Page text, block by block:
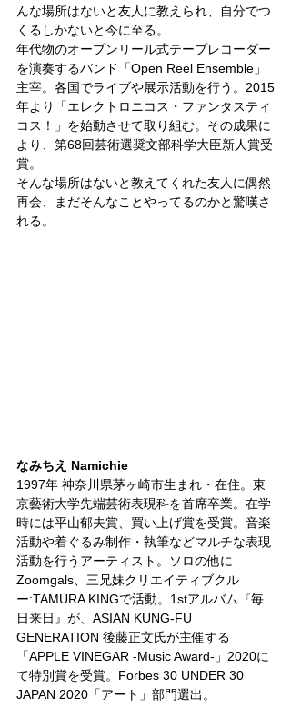
んな場所はないと友人に教えられ、自分でつ
くるしかないと今に至る。
年代物のオープンリール式テープレコーダー
を演奏するバンド「Open Reel Ensemble」
主宰。各国でライブや展示活動を行う。2015
年より「エレクトロニコス・ファンタスティ
コス！」を始動させて取り組む。その成果に
より、第68回芸術選奨文部科学大臣新人賞受
賞。
そんな場所はないと教えてくれた友人に偶然
再会、まだそんなことやってるのかと驚嘆さ
れる。
なみちえ Namichie
1997年 神奈川県茅ヶ崎市生まれ・在住。東
京藝術大学先端芸術表現科を首席卒業。在学
時には平山郁夫賞、買い上げ賞を受賞。音楽
活動や着ぐるみ制作・執筆などマルチな表現
活動を行うアーティスト。ソロの他に
Zoomgals、三兄妹クリエイティブクル
ー:TAMURA KINGで活動。1stアルバム『毎
日来日』が、ASIAN KUNG-FU
GENERATION 後藤正文氏が主催する
「APPLE VINEGAR -Music Award-」2020に
て特別賞を受賞。Forbes 30 UNDER 30
JAPAN 2020「アート」部門選出。